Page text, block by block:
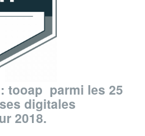
tooap parmi les 25
digitales
2018.